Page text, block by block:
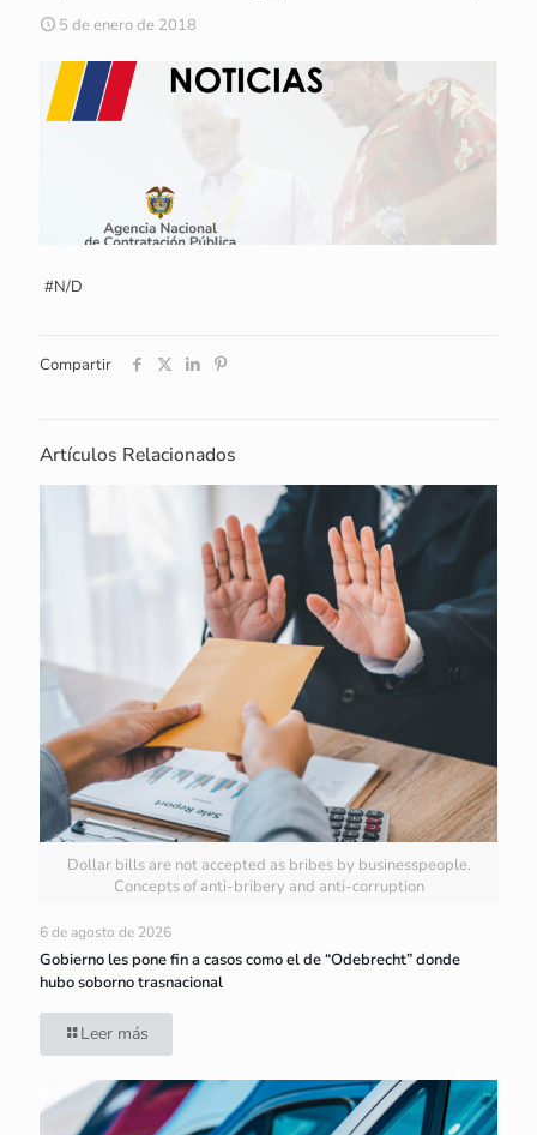
5 de enero de 2018
#N/D
Compartir
Artículos Relacionados
Dollar bills are not accepted as bribes by businesspeople.
Concepts of anti-bribery and anti-corruption
6 de agosto de 2026
Gobierno les pone fin a casos como el de “Odebrecht” donde
hubo soborno trasnacional
Leer más